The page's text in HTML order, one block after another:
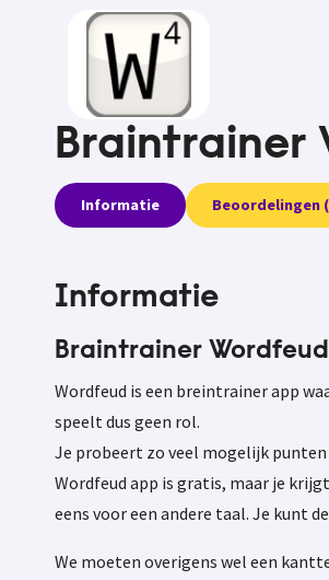
Braintrainer
Informatie Beoordelingen
Informatie
Braintrainer Wordfeud
Wordfeud is een breintrainer app
speelt dus geen rol.
Je probeert zo veel mogelijk
Wordfeud app is gratis, maar je
eens voor een andere taal. Je kunt
We moeten overigens wel een